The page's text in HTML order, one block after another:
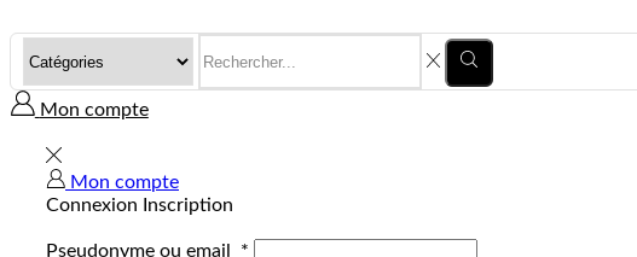
Mon compte
Mon compte
Connexion
Inscription
Pseudonyme ou email *